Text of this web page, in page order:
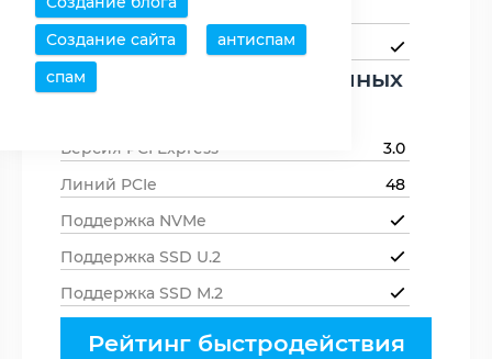
Создание сайта
антиспам
спам
памяти
Поддержка ECC-памяти
Поддержка периферийных
Версия PCI Express
3.0
Линий PCIe
48
Поддержка NVMe
Поддержка SSD U.2
Поддержка SSD M.2
Рейтинг быстродействия